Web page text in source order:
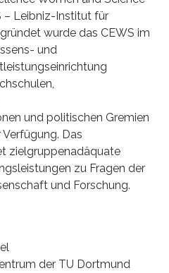
– Leibniz-Institut für
wurde das CEWS im
und
und politischen Gremien
Das
zielgruppenadäquate
zu Fragen der
und Forschung.
der TU Dortmund